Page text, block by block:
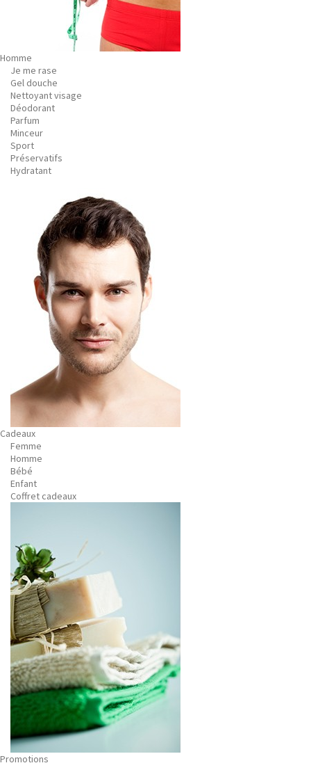
Homme
Je me rase
Gel douche
Nettoyant visage
Déodorant
Parfum
Minceur
Sport
Préservatifs
Hydratant
Cadeaux
Femme
Homme
Bébé
Enfant
Coffret cadeaux
Promotions